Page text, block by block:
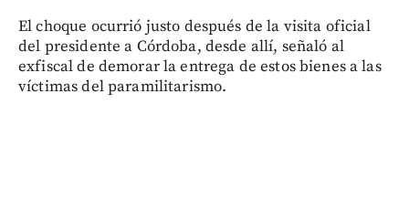
El choque ocurrió justo después de la visita oficial
del presidente a Córdoba, desde allí, señaló al
exfiscal de demorar la entrega de estos bienes a las
víctimas del paramilitarismo.